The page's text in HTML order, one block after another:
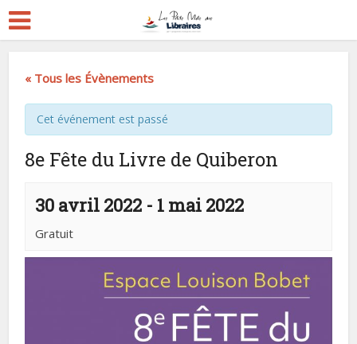
« Tous les Évènements
Cet événement est passé
8e Fête du Livre de Quiberon
30 avril 2022 - 1 mai 2022
Gratuit